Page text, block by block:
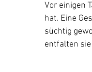
Vor einigen
hat. Eine
süchtig
entfalten